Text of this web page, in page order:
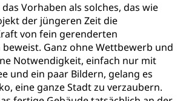
Vorhaben als solches, das wie
der jüngeren Zeit die
von fein gerenderten
Ganz ohne Wettbewerb und
Notwendigkeit, einfach nur mit
und ein paar Bildern, gelang es
eine ganze Stadt zu verzaubern.